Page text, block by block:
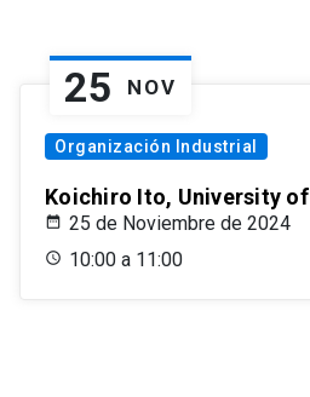
25 NOV
Organización Industrial
Koichiro Ito, University
25 de Noviembre de 2024
10:00 a 11:00